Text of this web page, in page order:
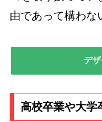
由であって構わな
デ
高校卒業や大学